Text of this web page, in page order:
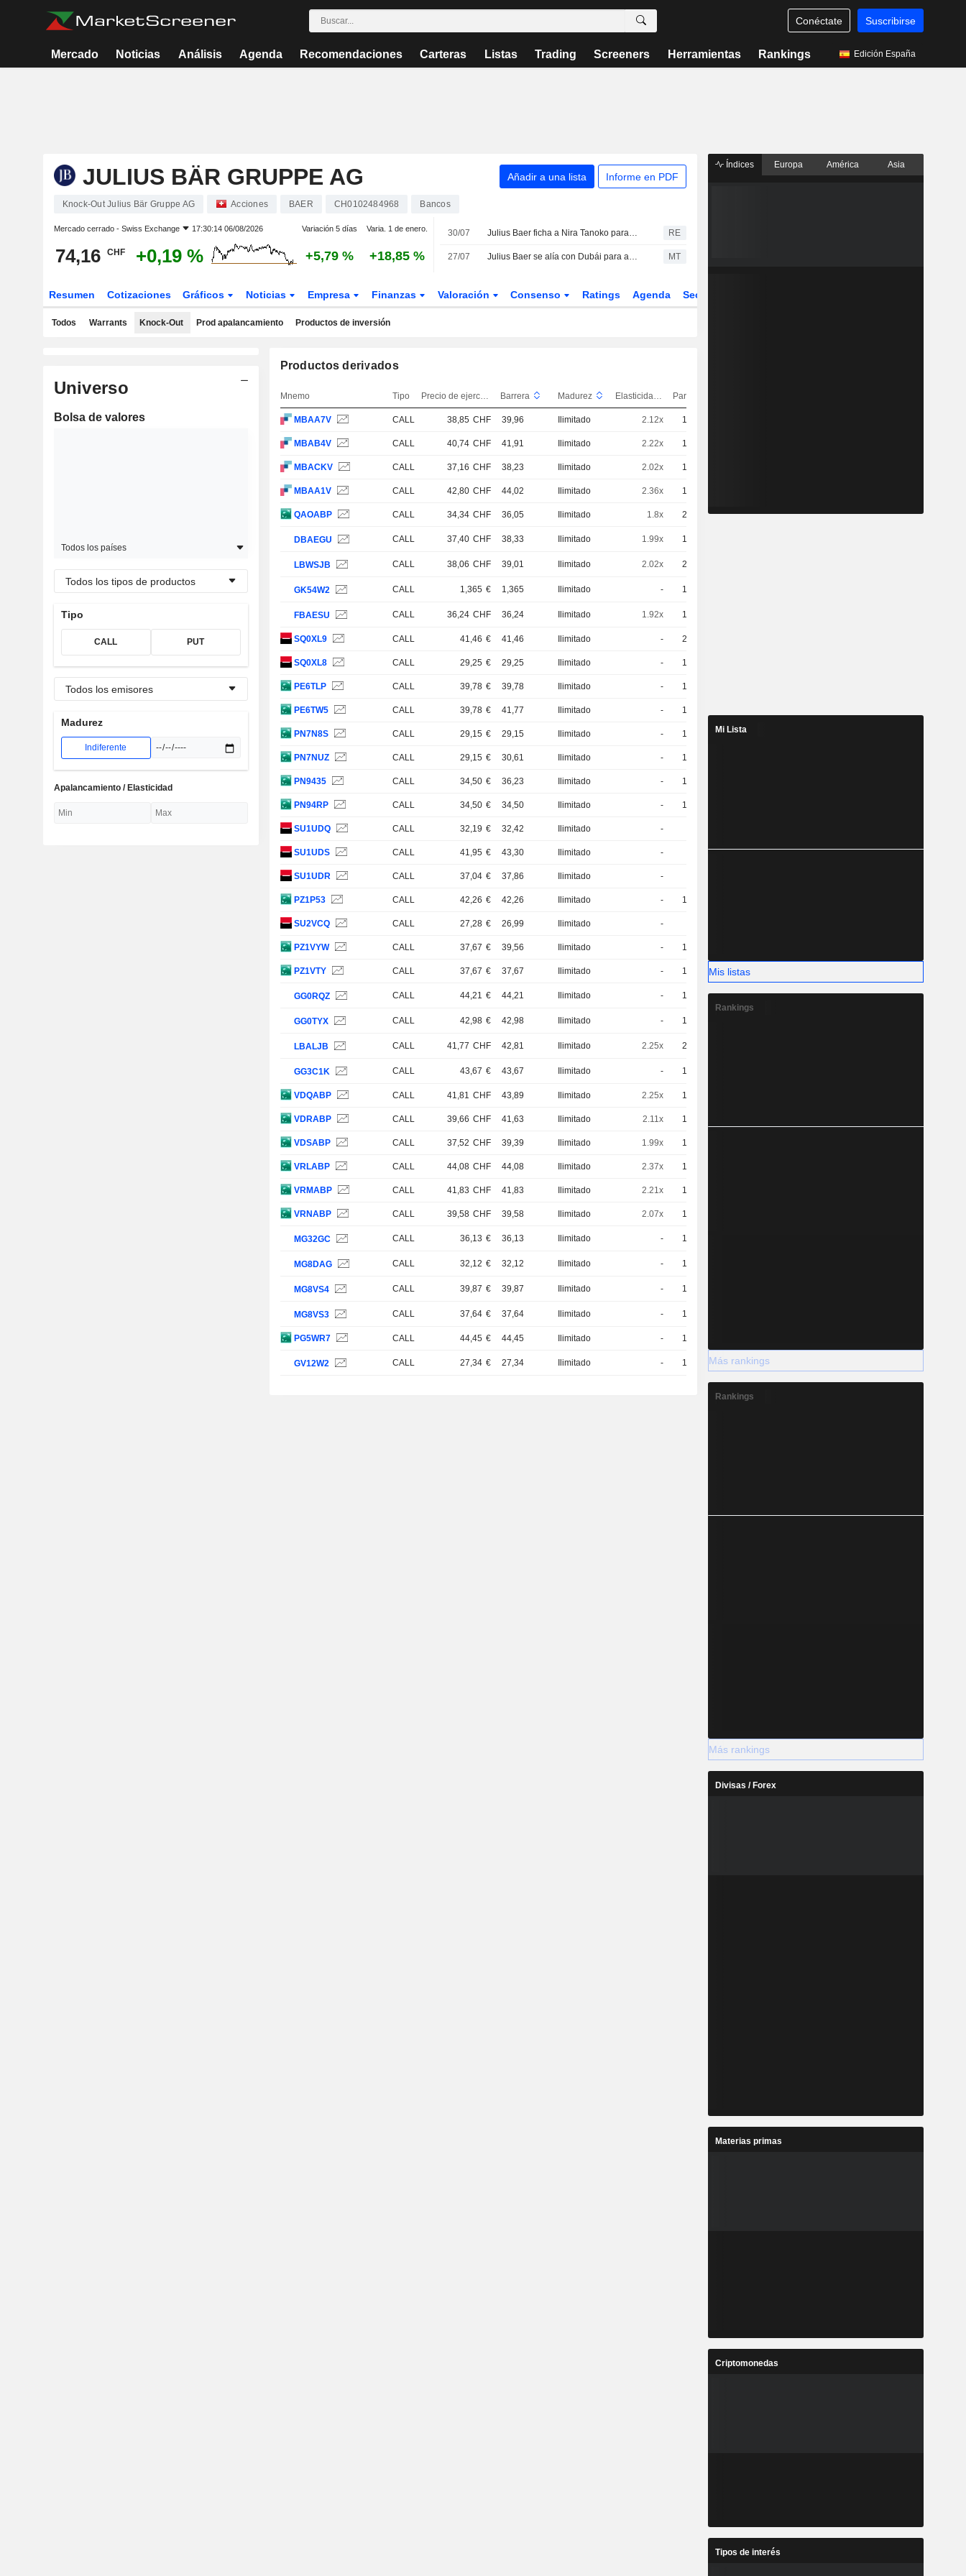
Conéctate Suscribirse
Mercado Noticias Análisis Agenda Recomendaciones Carteras Listas Trading Screeners Herramientas Rankings Edición España
JULIUS BÄR GRUPPE AG Añadir a una lista Informe en PDF
Knock-Out Julius Bär Gruppe AG Acciones BAER CH0102484968 Bancos
Mercado cerrado - Swiss Exchange 17:30:14 06/08/2026 Variación 5 días Varia. 1 de enero.
74,16 CHF +0,19 % +5,79 % +18,85 %
30/07 Julius Baer ficha a Nira Tanoko para impulsar su crecimiento en el sudeste asiático RE
27/07 Julius Baer se alía con Dubái para atraer grandes fortunas internacionales MT
Resumen Cotizaciones Gráficos Noticias Empresa Finanzas Valoración Consenso Ratings Agenda Sector
Todos Warrants Knock-Out Prod apalancamiento Productos de inversión
Universo
Bolsa de valores
Todos los países
Todos los tipos de productos
Tipo
CALL PUT
Todos los emisores
Madurez
Indiferente
Apalancamiento / Elasticidad
Productos derivados
Mnemo Tipo Precio de ejercicio Barrera Madurez Elasticidad Paridad
MBAA7V CALL 38,85 CHF 39,96 Ilimitado 2.12x 10
MBAB4V CALL 40,74 CHF 41,91 Ilimitado 2.22x 10
MBACKV CALL 37,16 CHF 38,23 Ilimitado 2.02x 10
MBAA1V CALL 42,80 CHF 44,02 Ilimitado 2.36x 10
QAOABP CALL 34,34 CHF 36,05 Ilimitado 1.8x 20 2 / 2.11
DBAEGU CALL 37,40 CHF 38,33 Ilimitado 1.99x 10
LBWSJB CALL 38,06 CHF 39,01 Ilimitado 2.02x 20
GK54W2 CALL 1,365 € 1,365 Ilimitado - 10
FBAESU CALL 36,24 CHF 36,24 Ilimitado 1.92x 10
SQ0XL9 CALL 41,46 € 41,46 Ilimitado - 20
SQ0XL8 CALL 29,25 € 29,25 Ilimitado - 10
PE6TLP CALL 39,78 € 39,78 Ilimitado - 10
PE6TW5 CALL 39,78 € 41,77 Ilimitado - 10
PN7N8S CALL 29,15 € 29,15 Ilimitado - 10 4.83 / 4.92
PN7NUZ CALL 29,15 € 30,61 Ilimitado - 10
PN9435 CALL 34,50 € 36,23 Ilimitado - 10
PN94RP CALL 34,50 € 34,50 Ilimitado - 10
SU1UDQ CALL 32,19 € 32,42 Ilimitado -
SU1UDS CALL 41,95 € 43,30 Ilimitado - 7,120EUR
SU1UDR CALL 37,04 € 37,86 Ilimitado -
PZ1P53 CALL 42,26 € 42,26 Ilimitado - 10
SU2VCQ CALL 27,28 € 26,99 Ilimitado -
PZ1VYW CALL 37,67 € 39,56 Ilimitado - 10
PZ1VTY CALL 37,67 € 37,67 Ilimitado - 10 3.92 / 4.01
GG0RQZ CALL 44,21 € 44,21 Ilimitado - 10 3.18 / 3.2
GG0TYX CALL 42,98 € 42,98 Ilimitado - 10
LBALJB CALL 41,77 CHF 42,81 Ilimitado 2.25x 20
GG3C1K CALL 43,67 € 43,67 Ilimitado - 10
VDQABP CALL 41,81 CHF 43,89 Ilimitado 2.25x 10
VDRABP CALL 39,66 CHF 41,63 Ilimitado 2.11x 10
VDSABP CALL 37,52 CHF 39,39 Ilimitado 1.99x 10
VRLABP CALL 44,08 CHF 44,08 Ilimitado 2.37x 10
VRMABP CALL 41,83 CHF 41,83 Ilimitado 2.21x 10
VRNABP CALL 39,58 CHF 39,58 Ilimitado 2.07x 10
MG32GC CALL 36,13 € 36,13 Ilimitado - 10
MG8DAG CALL 32,12 € 32,12 Ilimitado - 10
MG8VS4 CALL 39,87 € 39,87 Ilimitado - 10
MG8VS3 CALL 37,64 € 37,64 Ilimitado - 10
PG5WR7 CALL 44,45 € 44,45 Ilimitado - 10
GV12W2 CALL 27,34 € 27,34 Ilimitado - 10 4.97 / 4.99
Índices Europa América Asia
Mi Lista
Mis listas
Rankings
Más rankings
Rankings
Más rankings
Divisas / Forex
Materias primas
Criptomonedas
Tipos de interés